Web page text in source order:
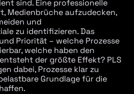
sind. Eine professionelle
Medienbrüche aufzudecken,
und
zu identifizieren. Das
Priorität – welche Prozesse
welche haben den
der größte Effekt? PLS
dabei, Prozesse klar zu
Grundlage für die